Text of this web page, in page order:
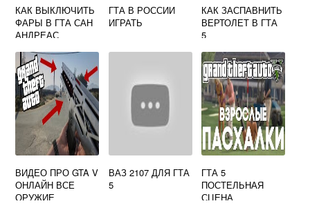
КАК ВЫКЛЮЧИТЬ
ФАРЫ В ГТА САН
АНДРЕАС
ГТА В РОССИИ
ИГРАТЬ
КАК ЗАСПАВНИТЬ
ВЕРТОЛЕТ В ГТА
5
ВИДЕО ПРО GTA V
ОНЛАЙН ВСЕ
ОРУЖИЕ
ВАЗ 2107 ДЛЯ ГТА
5
ГТА 5
ПОСТЕЛЬНАЯ
СЦЕНА